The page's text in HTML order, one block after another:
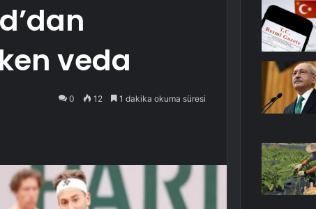
veda
0 12 1 dakika okuma süresi